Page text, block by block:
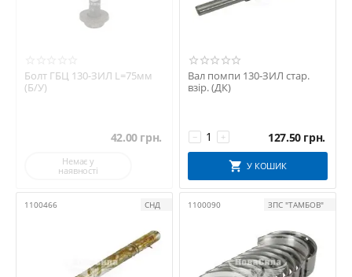
ХЗК
ЯЗДА
ЯРТ
Болт ГБЦ 130-ЗИЛ L=75мм
(Б/У)
42.00 грн.
Немає у
наявності
Вал помпи 130-ЗИЛ стар.
взір. (ДК)
+
− 127.50 грн.
У КОШИК
1100466 СНД 1100090 ЗПС "ТАМБОВ"